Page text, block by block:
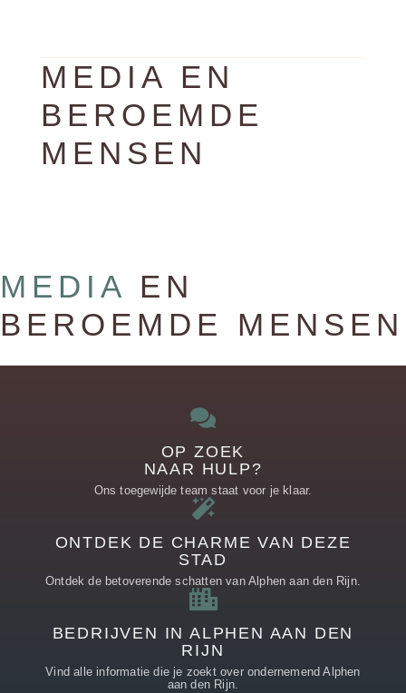
MEDIA EN
BEROEMDE
MENSEN
MEDIA EN
BEROEMDE MENSEN
OP ZOEK
NAAR HULP?
Ons toegewijde team staat voor je klaar.
ONTDEK DE CHARME VAN DEZE
STAD
Ontdek de betoverende schatten van Alphen aan den Rijn.
BEDRIJVEN IN ALPHEN AAN DEN
RIJN
Vind alle informatie die je zoekt over ondernemend Alphen
aan den Rijn.